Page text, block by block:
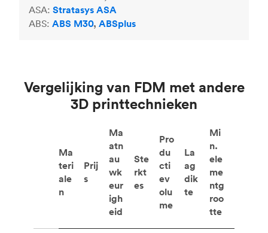
ASA: Stratasys ASA
ABS: ABS M30, ABSplus
Vergelijking van FDM met andere
3D printtechnieken
Ma
teri
ale
n
Prij
s
Ma
atn
au
wk
eur
igh
eid
Ste
rkt
es
Pro
du
cti
ev
olu
me
La
ag
dik
te
Mi
n.
ele
me
ntg
roo
tte